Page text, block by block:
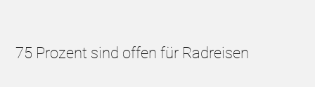
75 Prozent sind offen für Radreisen